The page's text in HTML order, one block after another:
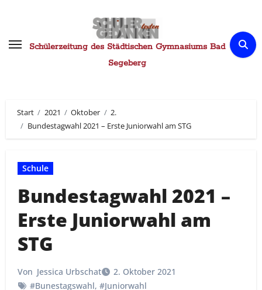
springenSchülerzeitung des Städtischen Gymnasiums Bad
Segeberg
Start 2021 Oktober
2.
Bundestagwahl 2021 – Erste Juniorwahl am STG
Schule
Bundestagwahl 2021 –
Erste Juniorwahl am
STG
Von Jessica Urbschat
2. Oktober 2021
#Bunestagswahl, #Juniorwahl